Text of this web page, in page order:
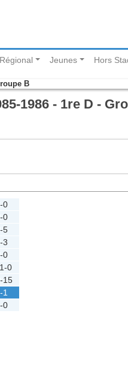
Régional Jeunes Hors
B
1986 - 1re D -
0
0
5
3
0
0
15
1
0